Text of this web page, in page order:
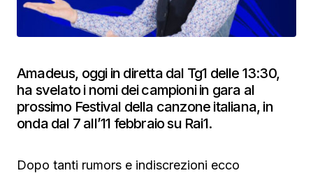
Amadeus, oggi in diretta dal Tg1 delle 13:30,
ha svelato i nomi dei campioni in gara al
prossimo Festival della canzone italiana, in
onda dal 7 all’11 febbraio su Rai1.
Dopo tanti rumors e indiscrezioni ecco